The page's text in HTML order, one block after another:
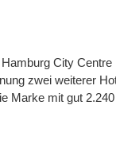
City
zwei weiterer
Marke mit gut